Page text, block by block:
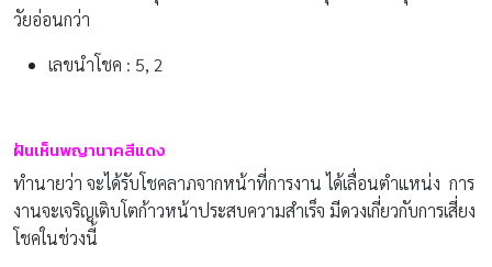
วัยอ่อนกว่า
เลขนำโชค : 5, 2
ฝันเห็นพญานาคสีแดง
ทำนายว่า จะได้รับโชคลาภจากหน้าที่การงาน ได้เลื่อนตำแหน่ง การ
งานจะเจริญเติบโตก้าวหน้าประสบความสำเร็จ มีดวงเกี่ยวกับการเสี่ยง
โชคในช่วงนี้